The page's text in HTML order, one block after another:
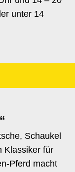
unter 14
Schaukel
Klassiker für
Pferd macht